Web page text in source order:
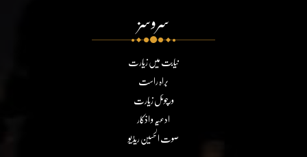
سروسز
نیابت میں زیارت
براہ راست
ورچوئل زیارت
ادعیہ و اذکار
صوت الحسین ریڈیو